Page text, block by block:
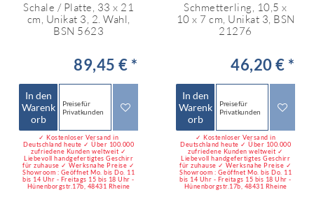
Schale / Platte, 33 x 21
cm, Unikat 3, 2. Wahl,
BSN 5623
89,45 € *
In den
Warenk
orb
Preise für
Privatkunden
✓ Kostenloser Versand in
Deutschland heute ✓ Über 100.000
zufriedene Kunden weltweit ✓
Liebevoll handgefertigtes Geschirr
für zuhause ✓ Werksnahe Preise ✓
Showroom : Geöffnet Mo. bis Do. 11
bis 14 Uhr - Freitags 15 bis 18 Uhr -
Hünenborgstr.17b, 48431 Rheine
Schmetterling, 10,5 x
10 x 7 cm, Unikat 3, BSN
21276
46,20 € *
In den
Warenk
orb
Preise für
Privatkunden
✓ Kostenloser Versand in
Deutschland heute ✓ Über 100.000
zufriedene Kunden weltweit ✓
Liebevoll handgefertigtes Geschirr
für zuhause ✓ Werksnahe Preise ✓
Showroom : Geöffnet Mo. bis Do. 11
bis 14 Uhr - Freitags 15 bis 18 Uhr -
Hünenborgstr.17b, 48431 Rheine